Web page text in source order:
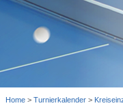
Home > Turnierkalender >